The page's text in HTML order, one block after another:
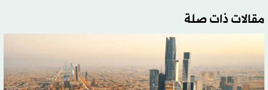
مقالات ذات صلة